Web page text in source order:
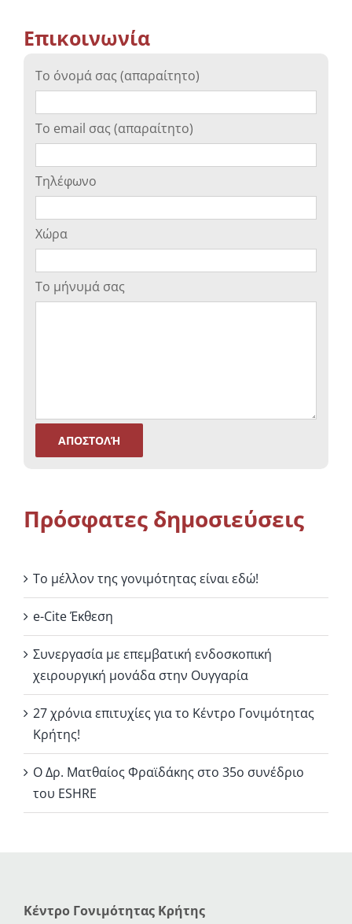
Επικοινωνία
Το όνομά σας (απαραίτητο)
Το email σας (απαραίτητο)
Τηλέφωνο
Χώρα
Το μήνυμά σας
Πρόσφατες δημοσιεύσεις
Το μέλλον της γονιμότητας είναι εδώ!
e-Cite Έκθεση
Συνεργασία με επεμβατική ενδοσκοπική
χειρουργική μονάδα στην Ουγγαρία
27 χρόνια επιτυχίες για το Κέντρο Γονιμότητας
Κρήτης!
Ο Δρ. Ματθαίος Φραϊδάκης στο 35ο συνέδριο
του ESHRE
Κέντρο Γονιμότητας Κρήτης